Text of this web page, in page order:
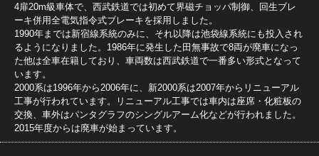
4扉20m級車体で、西武鉄道では初めて界磁チョッパ制御、回生ブレ
ーキ併用全電気指令式ブレーキを採用しました。
1990年までは新宿線系統のみに、それ以降は池袋線系統にも投入され
るようになりました。1986年に発生した田無事故で8両が廃車になっ
た他は全車在籍しており、車両数は西武鉄道で一番多い形式となって
います。
2000系は1996年から2006年に、新2000系は2007年からリニューアル
工事が行われています。リニューアル工事では車内は座席・化粧板の
交換、車外はパンタグラフのシングルアーム化などが行われました。
2015年度からは廃車が始まっています。